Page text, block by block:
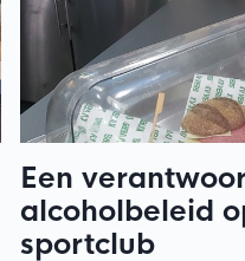
Een
alcoholbeleid
sportclub